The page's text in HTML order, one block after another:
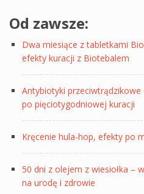
Od zawsze:
Dwa miesiące z tabletkami
efekty kuracji z Biotebalem
Antybiotyki
po pięciotygodniowej kuracji
Kręcenie hula-hop, efekty po
50 dni z olejem z wiesiołka –
na urodę i zdrowie